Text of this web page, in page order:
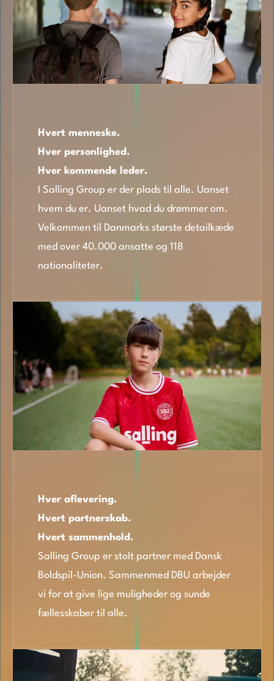
Hvert menneske.
Hver personlighed.
Hver kommende leder.
I Salling Group er der plads til alle. Uanset
hvem du er. Uanset hvad du drømmer om.
Velkommen til Danmarks største detailkæde
med over 40.000 ansatte og 118
nationaliteter.
Hver aflevering.
Hvert partnerskab.
Hvert sammenhold.
Salling Group er stolt partner med Dansk
Boldspil-Union. Sammenmed DBU arbejder
vi for at give lige muligheder og sunde
fællesskaber til alle.